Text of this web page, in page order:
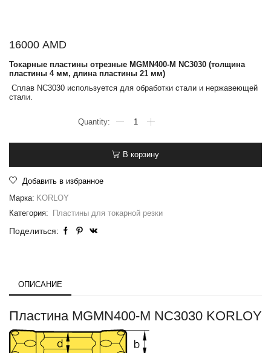
16000 AMD
Токарные пластины отрезные MGMN400-M NC3030 (толщина
пластины 4 мм, длина пластины 21 мм)
Сплав NC3030 используется для обработки стали и нержавеющей
стали.
В корзину
Добавить в избранное
Марка: KORLOY
Категория: Пластины для токарной резки
Поделиться:
ОПИСАНИЕ
Пластина MGMN400-M NC3030 KORLOY